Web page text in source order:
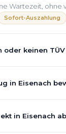
Wartezeit, ohne
Sofort-Auszahlung
oder keinen
direkt in
Motorschaden
in Eisenach
in Eisenach